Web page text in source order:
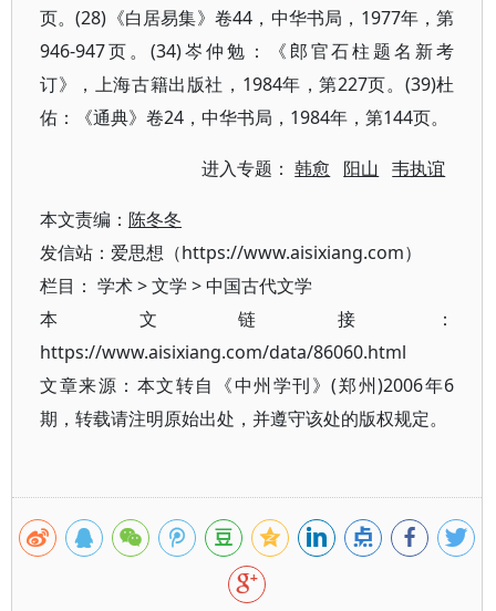
页。(28)《白居易集》卷44，中华书局，1977年，第
946-947页。(34)岑仲勉：《郎官石柱题名新考
订》，上海古籍出版社，1984年，第227页。(39)杜
佑：《通典》卷24，中华书局，1984年，第144页。
进入专题：韩愈 阳山 韦执谊
本文责编： 陈冬冬
发信站：爱思想（https://www.aisixiang.com）
栏目： 学术>文学 >中国古代文学
本文链接：
https://www.aisixiang.com/data/86060.html
文章来源：本文转自《中州学刊》(郑州)2006年6
期，转载请注明原始出处，并遵守该处的版权规定。